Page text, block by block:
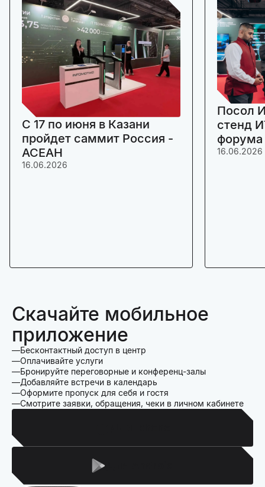
C 17 по июня в Казани
пройдет саммит Россия -
АСЕАН
16.06.2026
Посол
стенд
16.06.2026
Скачайте мобильное
приложение
Бесконтактный доступ в центр
Оплачивайте услуги
Бронируйте переговорные и конференц-залы
Добавляйте встречи в календарь
Оформите пропуск для себя и гостя
Смотрите заявки, обращения, чеки в личном кабинете